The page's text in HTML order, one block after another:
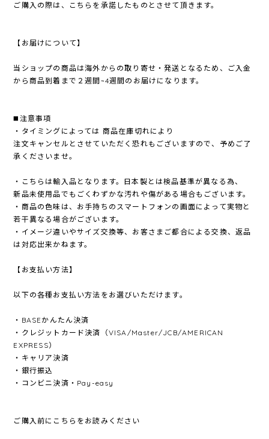
ご購入の際は、こちらを承諾したものとさせて頂きます。
【お届けについて】
当ショップの商品は海外からの取り寄せ・発送となるため、ご入金
から商品到着まで２週間~4週間のお届けになります。
◼️注意事項
・タイミングによっては 商品在庫切れにより
注文キャンセルとさせていただく恐れもございますので、予めご了
承くださいませ。
・こちらは輸入品となります。日本製とは検品基準が異なる為、
新品未使用品でもごくわずかな汚れや傷がある場合もございます。
・商品の色味は、お手持ちのスマートフォンの画面によって実物と
若干異なる場合がございます。
・イメージ違いやサイズ交換等、お客さまご都合による交換、返品
は対応出来かねます。
【お支払い方法】
以下の各種お支払い方法をお選びいただけます。
・BASEかんたん決済
・クレジットカード決済（VISA/Master/JCB/AMERICAN
EXPRESS）
・キャリア決済
・銀行振込
・コンビニ決済・Pay-easy
ご購入前にこちらをお読みください